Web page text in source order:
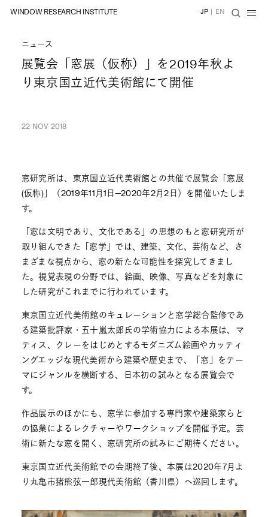
WINDOW RESEARCH INSTITUTE JP | EN
ニュース
展覧会「窓展（仮称）」を2019年秋よ
り東京国立近代美術館にて開催
22 NOV 2018
窓研究所は、東京国立近代美術館との共催で展覧会「窓展
(仮称)」（2019年11月1日―2020年2月2日）を開催いたしま
す。
「窓は文明であり、文化である」の思想のもと窓研究所が
取り組んできた「窓学」では、建築、文化、芸術など、さ
まざまな視点から、窓の新たな可能性を探究してきまし
た。視覚表現の分野では、絵画、映像、写真などを対象に
した研究がこれまでに行われています。
東京国立近代美術館のキュレーションと窓学総合監修であ
る建築批評家・五十嵐太郎氏の学術協力による本展は、マ
ティス、クレーをはじめとするモダニズム絵画やカッティ
ングエッジな現代美術から建築や歴史まで、「窓」をテー
マにジャンルを横断する、日本初の試みとなる展覧会で
す。
作品展示のほかにも、窓学に参加する専門家や建築家らと
の協業によるレクチャーやワークショップを開催予定。芸
術に新たな窓を開く、窓研究所の試みにご期待ください。
東京国立近代美術館での会期終了後、本展は2020年7月よ
り丸亀市猪熊弦一郎現代美術館（香川県）へ巡回します。